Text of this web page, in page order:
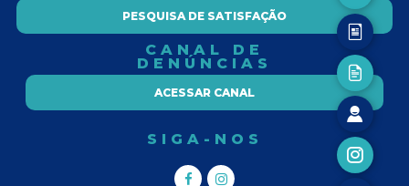
PESQUISA DE SATISFAÇÃO
CANAL DE
DENÚNCIAS
ACESSAR CANAL
SIGA-NOS